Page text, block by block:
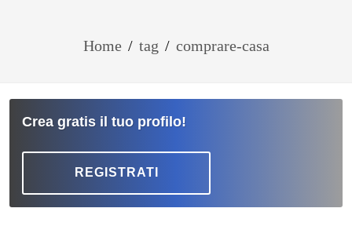
Home / tag / comprare-casa
Crea gratis il tuo profilo!
REGISTRATI